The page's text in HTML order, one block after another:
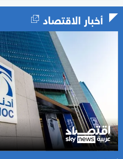
أخبار الاقتصاد